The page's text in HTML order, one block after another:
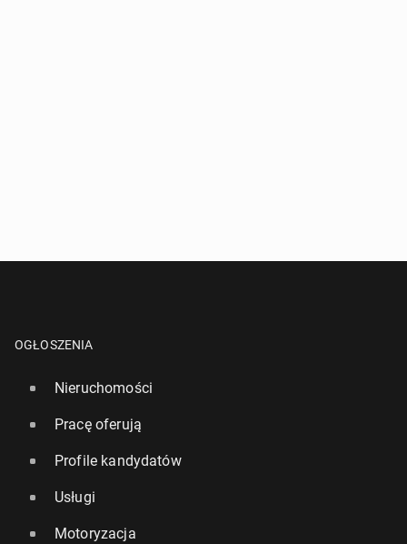
OGŁOSZENIA
Nieruchomości
Pracę oferują
Profile kandydatów
Usługi
Motoryzacja